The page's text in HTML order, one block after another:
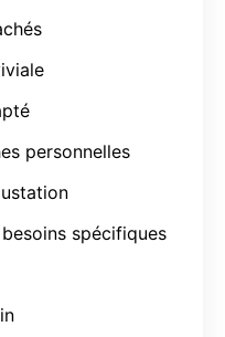
personnelles
spécifiques